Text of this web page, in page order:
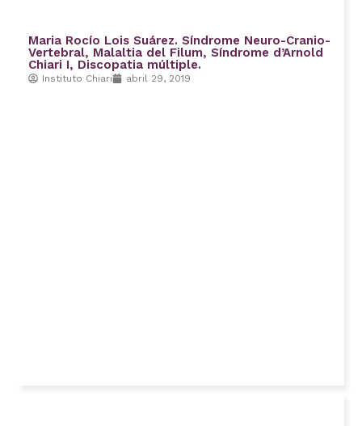
Maria Rocío Lois Suárez. Síndrome Neuro-Cranio-
Vertebral, Malaltia del Filum, Síndrome d’Arnold
Chiari I, Discopatia múltiple.
Instituto Chiari abril 29, 2019